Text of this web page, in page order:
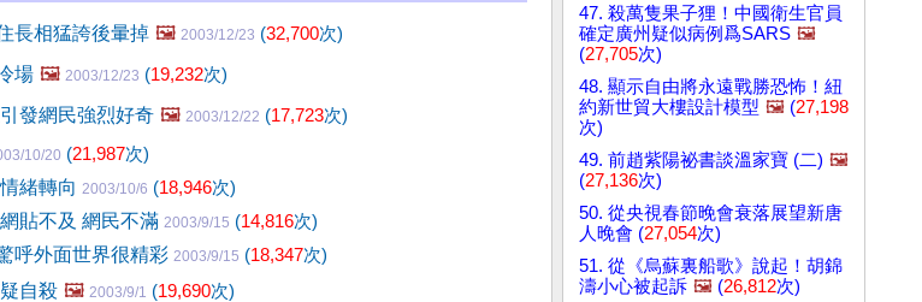
長相猛誇後暈掉 🖼️ 2003/12/23 (32,700次)
場 🖼️ 2003/12/23 (19,232次)
發網民強烈好奇 🖼️ 2003/12/22 (17,723次)
10/20 (21,987次)
緒轉向 2003/10/6 (18,946次)
貼不及 網民不滿 2003/9/15 (14,816次)
呼外面世界很精彩 2003/9/15 (18,347次)
自殺 🖼️ 2003/9/1 (19,690次)
47. 殺萬隻果子狸！中國衛生官員
確定廣州疑似病例爲SARS 🖼️
(27,705次)
48. 顯示自由將永遠戰勝恐怖！紐
約新世貿大樓設計模型 🖼️ (27,198
次)
49. 前趙紫陽祕書談溫家寶 (二) 🖼️
(27,136次)
50. 從央視春節晚會衰落展望新唐
人晚會 (27,054次)
51. 從《烏蘇裏船歌》說起！胡錦
濤小心被起訴 🖼️ (26,812次)